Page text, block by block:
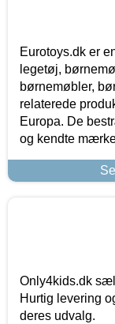
Eurotoys.dk er
legetøj,
børnemøbler,
relaterede
Europa. De
og kendte
Only4kids.dk
Hurtig levering
deres udvalg.